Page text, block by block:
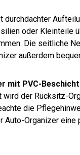
oder
Die seitliche
außerdem
mit PVC-
der Rücksitz-
die
Organizer